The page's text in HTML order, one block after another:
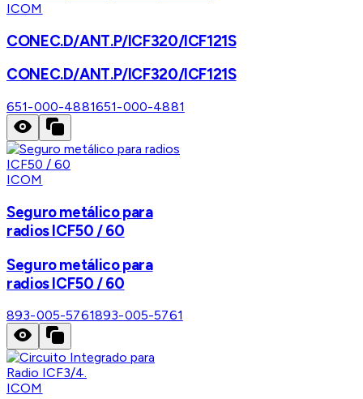
ICOM
CONEC.D/ANT.P/ICF320/ICF121S
CONEC.D/ANT.P/ICF320/ICF121S
651-000-4881651-000-4881
ICOM
Seguro metálico para
radios ICF50 / 60
Seguro metálico para
radios ICF50 / 60
893-005-5761893-005-5761
ICOM